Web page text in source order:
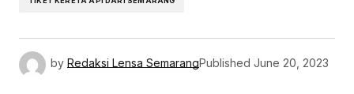
by Redaksi Lensa SemarangPublished June 20, 2023